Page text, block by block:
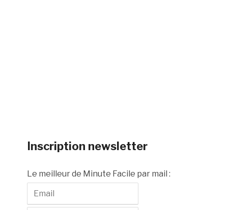
Inscription newsletter
Le meilleur de Minute Facile par mail :